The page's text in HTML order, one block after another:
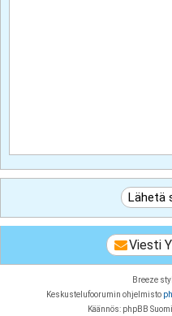
Viesti
Breeze
Keskustelufoorumin ohjelmisto
Käännös: phpBB